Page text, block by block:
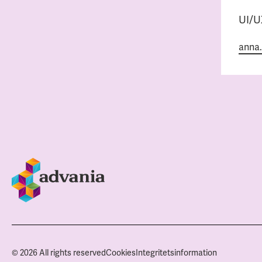
UI/
© 2026 All rights reservedCookiesIntegritetsinformation